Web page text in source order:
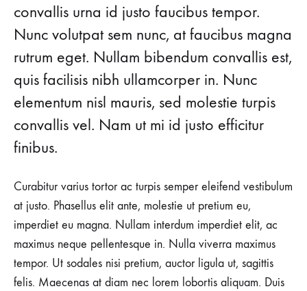
convallis urna id justo faucibus tempor.
Nunc volutpat sem nunc, at faucibus magna
rutrum eget. Nullam bibendum convallis est,
quis facilisis nibh ullamcorper in. Nunc
elementum nisl mauris, sed molestie turpis
convallis vel. Nam ut mi id justo efficitur
finibus.
Curabitur varius tortor ac turpis semper eleifend vestibulum
at justo. Phasellus elit ante, molestie ut pretium eu,
imperdiet eu magna. Nullam interdum imperdiet elit, ac
maximus neque pellentesque in. Nulla viverra maximus
tempor. Ut sodales nisi pretium, auctor ligula ut, sagittis
felis. Maecenas at diam nec lorem lobortis aliquam. Duis